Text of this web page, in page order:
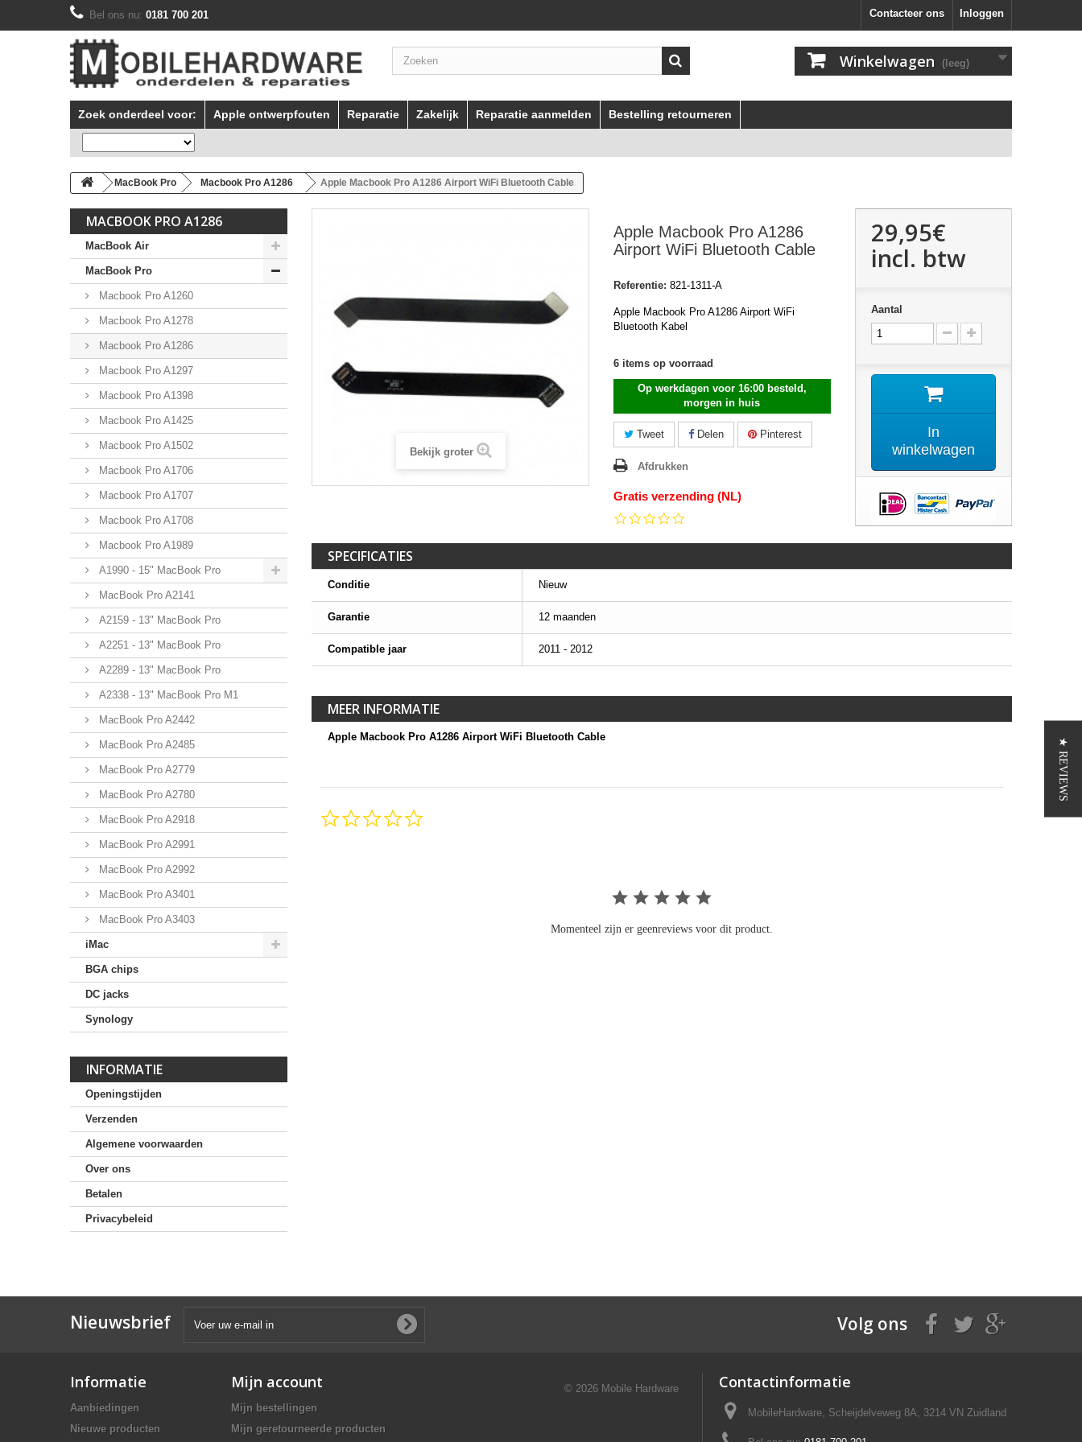
Inloggen
Contacteer ons
Bel ons nu: 0181 700 201
Winkelwagen (leeg)
Zoek onderdeel voor: Apple ontwerpfouten Reparatie Zakelijk Reparatie aanmelden Bestelling retourneren
MacBook Pro Macbook Pro A1286 Apple Macbook Pro A1286 Airport WiFi Bluetooth Cable
MACBOOK PRO A1286
MacBook Air
MacBook Pro
Macbook Pro A1260
Macbook Pro A1278
Macbook Pro A1286
Macbook Pro A1297
Macbook Pro A1398
Macbook Pro A1425
Macbook Pro A1502
Macbook Pro A1706
Macbook Pro A1707
Macbook Pro A1708
Macbook Pro A1989
A1990 - 15" MacBook Pro
MacBook Pro A2141
A2159 - 13" MacBook Pro
A2251 - 13" MacBook Pro
A2289 - 13" MacBook Pro
A2338 - 13" MacBook Pro M1
MacBook Pro A2442
MacBook Pro A2485
MacBook Pro A2779
MacBook Pro A2780
MacBook Pro A2918
MacBook Pro A2991
MacBook Pro A2992
MacBook Pro A3401
MacBook Pro A3403
iMac
BGA chips
DC jacks
Synology
INFORMATIE
Openingstijden
Verzenden
Algemene voorwaarden
Over ons
Betalen
Privacybeleid
Bekijk groter
Apple Macbook Pro A1286
Airport WiFi Bluetooth Cable
Referentie: 821-1311-A
Apple Macbook Pro A1286 Airport WiFi
Bluetooth Kabel
6 items op voorraad
Op werkdagen voor 16:00 besteld,
morgen in huis
Tweet Delen Pinterest
Afdrukken
Gratis verzending (NL)
rating
29,95€
incl. btw
Aantal
In
winkelwagen
SPECIFICATIES
Conditie Nieuw
Garantie 12 maanden
Compatible jaar 2011 - 2012
MEER INFORMATIE
Apple Macbook Pro A1286 Airport WiFi Bluetooth Cable
Momenteel zijn er geenreviews voor dit product.
Nieuwsbrief Volg ons
Informatie
Aanbiedingen
Nieuwe producten
Mijn account
Mijn bestellingen
Mijn geretourneerde producten
Contactinformatie
MobileHardware, Scheijdelveweg 8A, 3214 VN Zuidland
© 2026 Mobile Hardware
★ REVIEWS